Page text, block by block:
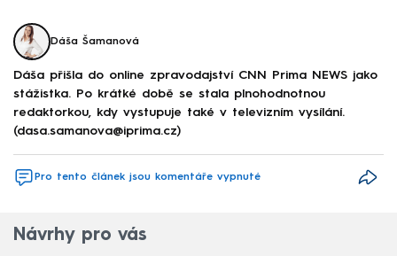
Dáša Šamanová
Dáša přišla do online zpravodajství CNN Prima NEWS jako
stážistka. Po krátké době se stala plnohodnotnou
redaktorkou, kdy vystupuje také v televizním vysílání.
(dasa.samanova@iprima.cz)
Pro tento článek jsou komentáře vypnuté
Návrhy pro vás